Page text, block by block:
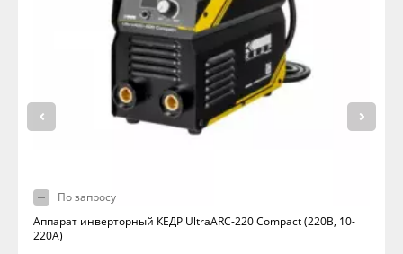
По запросу
Аппарат инверторный КЕДР UltraARC-220 Compact (220В, 10-
220А)